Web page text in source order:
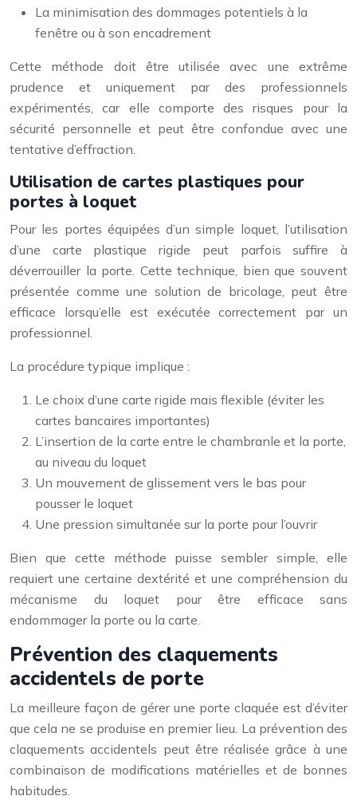
La minimisation des dommages potentiels à la
fenêtre ou à son encadrement
Cette méthode doit être utilisée avec une extrême
prudence et uniquement par des professionnels
expérimentés, car elle comporte des risques pour la
sécurité personnelle et peut être confondue avec une
tentative d’effraction.
Utilisation de cartes plastiques pour
portes à loquet
Pour les portes équipées d’un simple loquet, l’utilisation
d’une carte plastique rigide peut parfois suffire à
déverrouiller la porte. Cette technique, bien que souvent
présentée comme une solution de bricolage, peut être
efficace lorsqu’elle est exécutée correctement par un
professionnel.
La procédure typique implique :
Le choix d’une carte rigide mais flexible (éviter les
cartes bancaires importantes)
L’insertion de la carte entre le chambranle et la porte,
au niveau du loquet
Un mouvement de glissement vers le bas pour
pousser le loquet
Une pression simultanée sur la porte pour l’ouvrir
Bien que cette méthode puisse sembler simple, elle
requiert une certaine dextérité et une compréhension du
mécanisme du loquet pour être efficace sans
endommager la porte ou la carte.
Prévention des claquements
accidentels de porte
La meilleure façon de gérer une porte claquée est d’éviter
que cela ne se produise en premier lieu. La prévention des
claquements accidentels peut être réalisée grâce à une
combinaison de modifications matérielles et de bonnes
habitudes.